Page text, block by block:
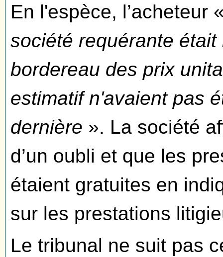
En l'espèce, l’acheteur
société requérante
bordereau des prix
estimatif n'avaient pas
dernière ». La société
d’un oubli et que les
étaient gratuites en
sur les prestations
Le tribunal ne suit pas